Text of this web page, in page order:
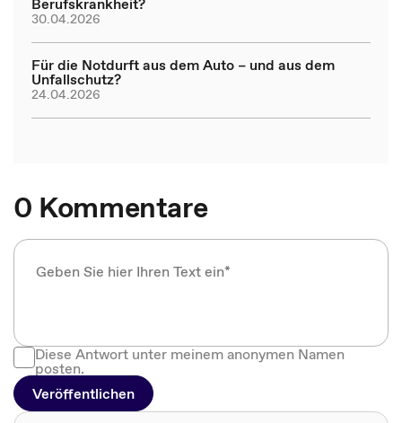
30.04.2026
Für die Notdurft aus dem Auto – und aus dem
Unfallschutz?
24.04.2026
0 Kommentare
Diese Antwort unter meinem anonymen Namen
posten.
Veröffentlichen